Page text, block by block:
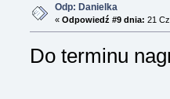
Odp: Danielka
« Odpowiedź #9 dnia: 21
Do terminu